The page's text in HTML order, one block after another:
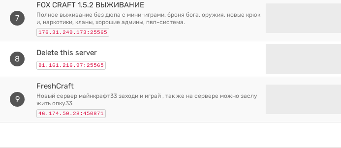
7
FOX CRAFT 1.5.2 ВЫЖИВАНИЕ
полное выживание без дюпа с мини-играми. броня бога, оружия, новые крюк
и, наркотики, кланы, хорошие админы, пвп-система.
176.31.249.173:25565
8
Delete this server
81.161.216.97:25565
9
FreshCraft
новый сервер майнкрафт33 заходи и играй , так же на сервере можно заслу
жить опку33
46.174.50.28:450871